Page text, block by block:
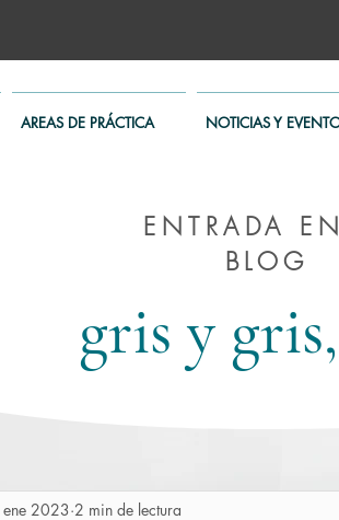
AREAS DE PRÁCTICA NOTICIAS Y
2023 2 min de lectura
ENTRADA
BLOG
gris y